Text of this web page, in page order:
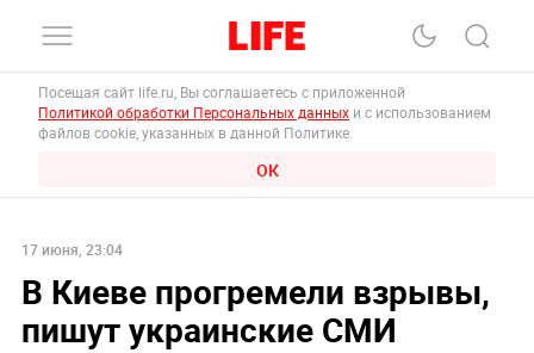
Посещая сайт life.ru, Вы соглашаетесь с приложенной
Политикой обработки Персональных данных и с использованием
файлов cookie, указанных в данной Политике.
ОК
17 июня, 23:04
В Киеве прогремели взрывы,
пишут украинские СМИ